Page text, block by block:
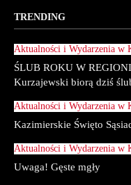
TRENDING
Aktualności i Wydarzenia w
ŚLUB ROKU W
Kurzajewski biorą dziś
Aktualności i Wydarzenia w
Kazimierskie Święto
Aktualności i Wydarzenia w
Uwaga! Gęste mgły